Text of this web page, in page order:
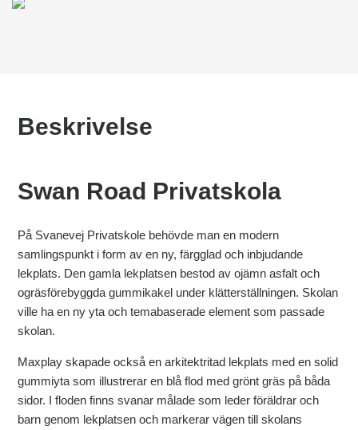
Beskrivelse
Swan Road Privatskola
På Svanevej Privatskole behövde man en modern
samlingspunkt i form av en ny, färgglad och inbjudande
lekplats. Den gamla lekplatsen bestod av ojämn asfalt och
ogräsförebyggda gummikakel under klätterställningen. Skolan
ville ha en ny yta och temabaserade element som passade
skolan.
Maxplay skapade också en arkitektritad lekplats med en solid
gummiyta som illustrerar en blå flod med grönt gräs på båda
sidor. I floden finns svanar målade som leder föräldrar och
barn genom lekplatsen och markerar vägen till skolans